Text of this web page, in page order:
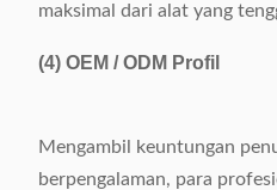
maksimal dari alat yang
(4) OEM / ODM Profil
Mengambil keuntungan
berpengalaman, para